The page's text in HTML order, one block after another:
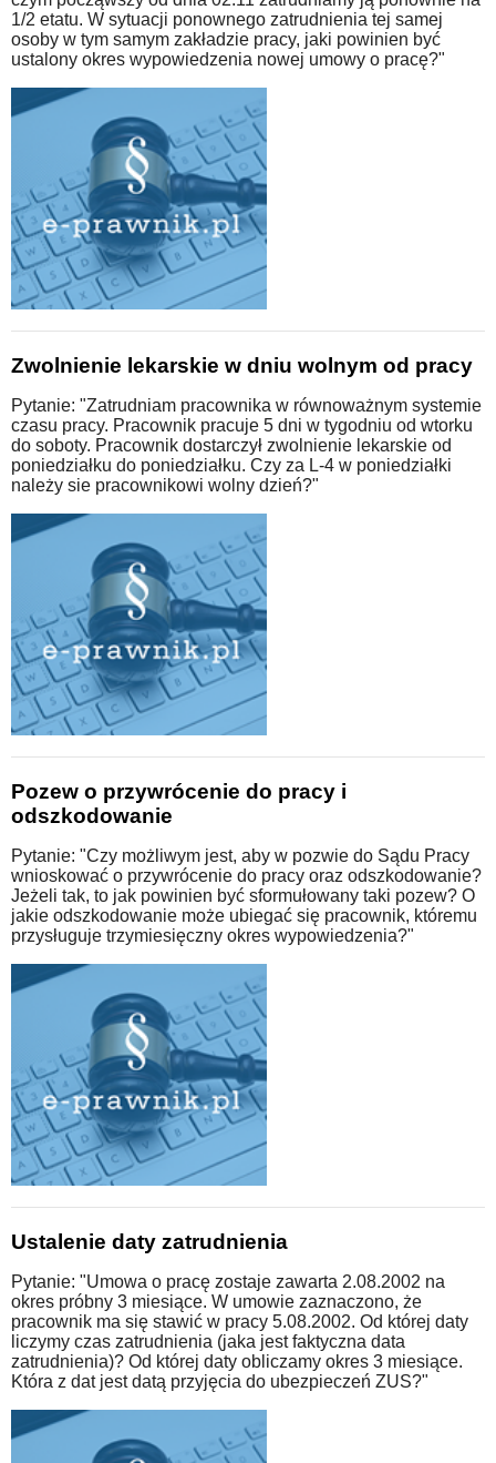
1/2 etatu. W sytuacji ponownego zatrudnienia tej samej
osoby w tym samym zakładzie pracy, jaki powinien być
ustalony okres wypowiedzenia nowej umowy o pracę?"
Zwolnienie lekarskie w dniu wolnym od pracy
Pytanie: "Zatrudniam pracownika w równoważnym systemie
czasu pracy. Pracownik pracuje 5 dni w tygodniu od wtorku
do soboty. Pracownik dostarczył zwolnienie lekarskie od
poniedziałku do poniedziałku. Czy za L-4 w poniedziałki
należy sie pracownikowi wolny dzień?"
Pozew o przywrócenie do pracy i
odszkodowanie
Pytanie: "Czy możliwym jest, aby w pozwie do Sądu Pracy
wnioskować o przywrócenie do pracy oraz odszkodowanie?
Jeżeli tak, to jak powinien być sformułowany taki pozew? O
jakie odszkodowanie może ubiegać się pracownik, któremu
przysługuje trzymiesięczny okres wypowiedzenia?"
Ustalenie daty zatrudnienia
Pytanie: "Umowa o pracę zostaje zawarta 2.08.2002 na
okres próbny 3 miesiące. W umowie zaznaczono, że
pracownik ma się stawić w pracy 5.08.2002. Od której daty
liczymy czas zatrudnienia (jaka jest faktyczna data
zatrudnienia)? Od której daty obliczamy okres 3 miesiące.
Która z dat jest datą przyjęcia do ubezpieczeń ZUS?"